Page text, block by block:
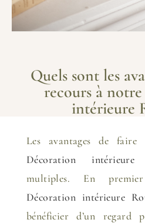
Quels sont les
recours à
intérieure
Les avantages de
Décoration intérieure
multiples. En
Décoration intérieure
bénéficier d’un regard